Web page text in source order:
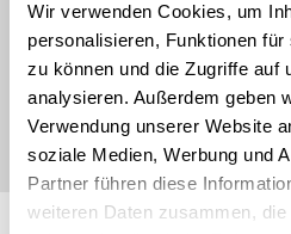
Wir verwenden Cookies, um
personalisieren, Funktionen
zu können und die Zugriffe auf
analysieren. Außerdem geben
Verwendung unserer Website
soziale Medien, Werbung und
Partner führen diese
weiteren Daten zusammen,
© Newsload /System